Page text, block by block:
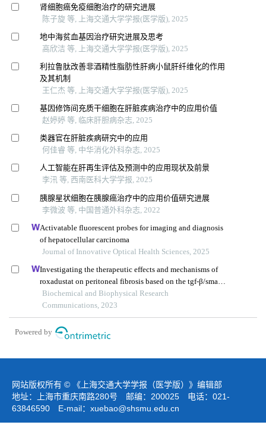
肾细胞癌免疫细胞治疗的研究进展
陈子旋 等, 上海交通大学学报(医学版), 2025
地中海贫血基因治疗研究进展及思考
高欣洁 等, 上海交通大学学报(医学版), 2025
利拉鲁肽改善非酒精性脂肪性肝病小鼠肝纤维化的作用
及其机制
王仁杰 等, 上海交通大学学报(医学版), 2025
基因修饰间充质干细胞在肝脏疾病治疗中的应用价值
赵婷婷 等, 临床肝胆病杂志, 2025
类器官在肝脏疾病研究中的应用
何佳睿 等, 中华消化外科杂志, 2025
人工智能在肝再生评估及预测中的应用现状及前景
李汛 等, 西南医科大学学报, 2025
胰腺星状细胞在胰腺癌治疗中的应用价值研究进展
李微波 等, 中国普通外科杂志, 2022
Activatable fluorescent probes for imaging and diagnosis
of hepatocellular carcinoma
Journal of Innovative Optical Health Sciences, 2025
Investigating the therapeutic effects and mechanisms of
roxadustat on peritoneal fibrosis based on the tgf-β/smad
pathway
Biochemical and Biophysical Research
Communications, 2023
Powered by
网站版权所有 © 《上海交通大学学报（医学版）》编辑部
地址：上海市重庆南路280号 邮编：200025 电话：021-
63846590 E-mail： xuebao@shsmu.edu.cn